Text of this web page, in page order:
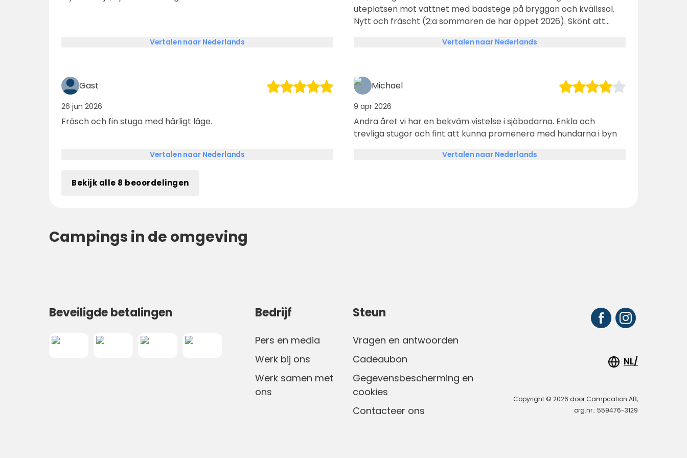
Vertalen naar Nederlands
uteplatsen mot vattnet med badstege på bryggan och kvällssol.
Nytt och fräscht (2:a sommaren de har öppet 2026). Skönt att
och Bra öppettider till Westmans caféet/ restaurangen samt Ica.
Vertalen naar Nederlands
Gast
26 jun 2026
Fräsch och fin stuga med härligt läge.
Vertalen naar Nederlands
Michael
9 apr 2026
Andra året vi har en bekväm vistelse i sjöbodarna. Enkla och
trevliga stugor och fint att kunna promenera med hundarna i byn
Vertalen naar Nederlands
Bekijk alle 8 beoordelingen
Campings in de omgeving
Beveiligde betalingen Bedrijf
Pers en media
Werk bij ons
Werk samen met
ons
Steun
Vragen en antwoorden
Cadeaubon
Gegevensbescherming en
cookies
Contacteer ons
NL/
Copyright © 2026 door Campcation AB,
org.nr.: 559476-3129